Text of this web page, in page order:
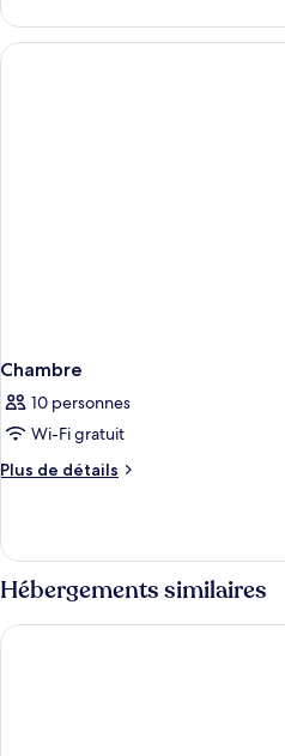
le
type
de
Chambre
10 personnes
Wi-Fi gratuit
Plus de détails
Plus
le
type
de
chambre
Chambre
Hébergements similaires
Smartr Maspalomas Corinto